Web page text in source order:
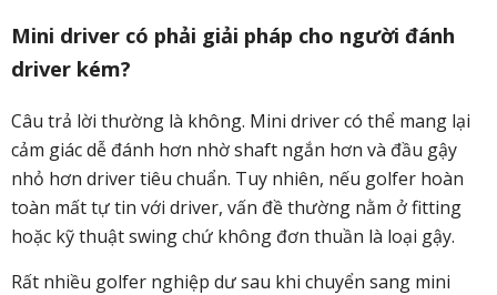
Mini driver có phải giải pháp cho người đánh
driver kém?
Câu trả lời thường là không. Mini driver có thể mang lại
cảm giác dễ đánh hơn nhờ shaft ngắn hơn và đầu gậy
nhỏ hơn driver tiêu chuẩn. Tuy nhiên, nếu golfer hoàn
toàn mất tự tin với driver, vấn đề thường nằm ở fitting
hoặc kỹ thuật swing chứ không đơn thuần là loại gậy.
Rất nhiều golfer nghiệp dư sau khi chuyển sang mini